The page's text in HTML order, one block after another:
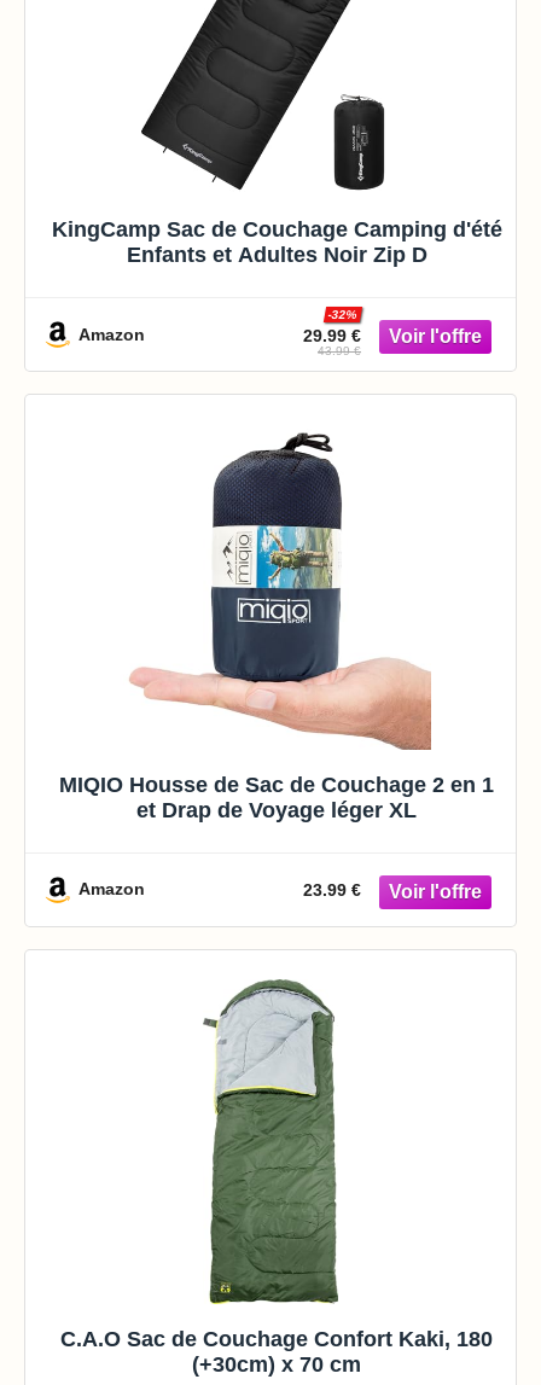
KingCamp Sac de Couchage Camping d'été
Enfants et Adultes Noir Zip D
Amazon 29.99 €
-32%
43.99 €
MIQIO Housse de Sac de Couchage 2 en 1
et Drap de Voyage léger XL
Amazon 23.99 €
C.A.O Sac de Couchage Confort Kaki, 180
(+30cm) x 70 cm